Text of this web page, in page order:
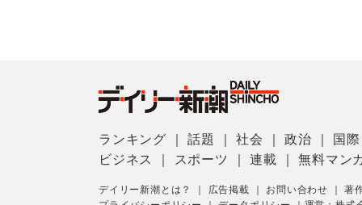
ランキング ｜話題 ｜社会 ｜政治 国際
ビジネス
スポーツ ｜連載 ｜無料マン
デイリー新潮とは？ 広告掲載 お問い合わせ ｜著